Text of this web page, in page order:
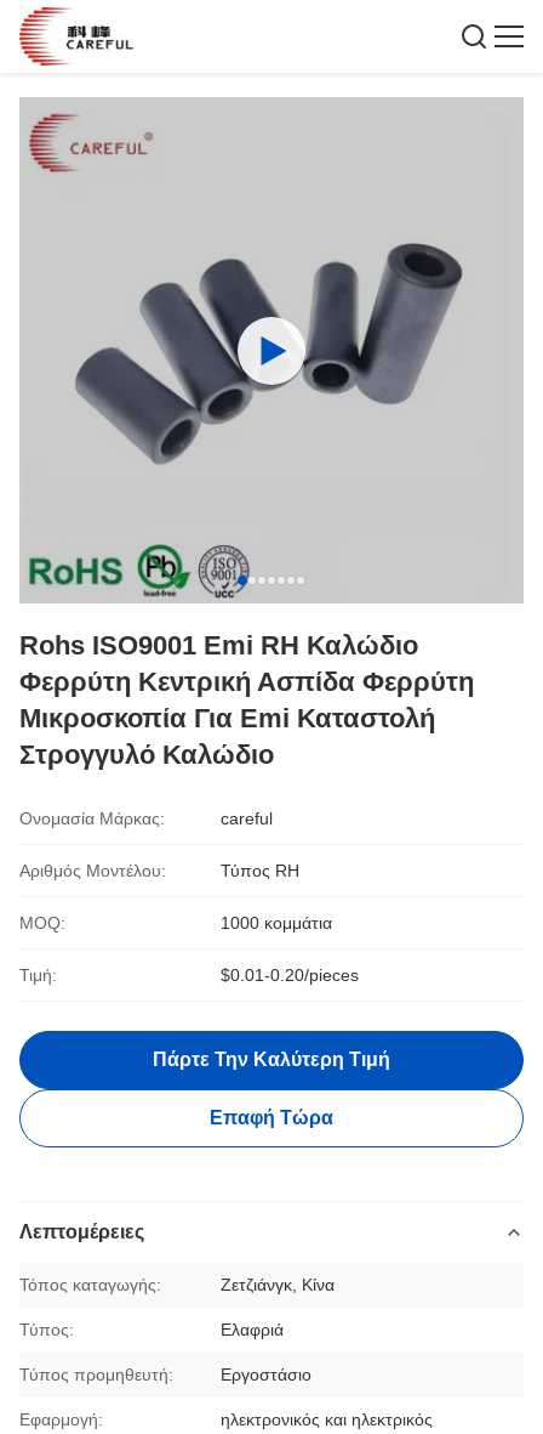
Rohs ISO9001 Emi RH Καλώδιο
Φερρύτη Κεντρική Ασπίδα Φερρύτη
Μικροσκοπία Για Emi Καταστολή
Στρογγυλό Καλώδιο
Ονομασία Μάρκας: careful
Αριθμός Μοντέλου: Τύπος RH
MOQ: 1000 κομμάτια
Τιμή: $0.01-0.20/pieces
Πάρτε Την Καλύτερη Τιμή
Επαφή Τώρα
Λεπτομέρειες
Τόπος καταγωγής: Ζετζιάνγκ, Κίνα
Τύπος: Ελαφριά
Τύπος προμηθευτή: Εργοστάσιο
Εφαρμογή:
ηλεκτρονικός και ηλεκτρικός